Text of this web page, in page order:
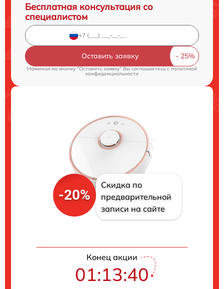
Бесплатная консультация со
специалистом
Оставить заявку
Нажимая на кнопку "Оставить заявку" Вы соглашаетесь cполитикой
конфиденциальности
-20%
Скидка по
предварительной
записи на сайте
Конец акции
01:13:39